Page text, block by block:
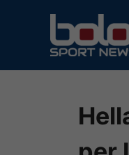
contenuto